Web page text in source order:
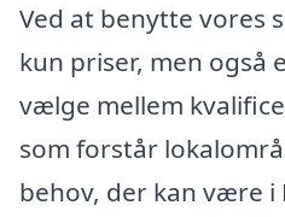
Ved at benytte vores
kun priser, men også
vælge mellem
som forstår
behov, der kan være i